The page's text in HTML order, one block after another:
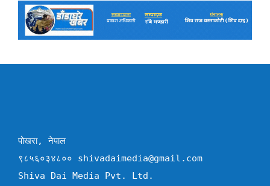
पोखरा, नेपाल
९८५६०३४८०० shivadaimedia@gmail.com
Shiva Dai Media Pvt. Ltd.